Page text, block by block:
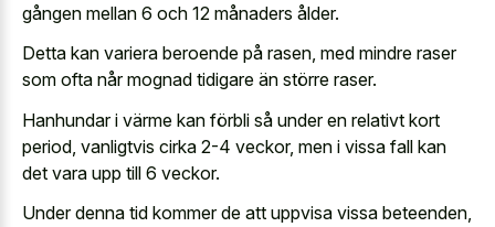
gången mellan 6 och 12 månaders ålder.
Detta kan variera beroende på rasen, med mindre raser
som ofta når mognad tidigare än större raser.
Hanhundar i värme kan förbli så under en relativt kort
period, vanligtvis cirka 2-4 veckor, men i vissa fall kan
det vara upp till 6 veckor.
Under denna tid kommer de att uppvisa vissa beteenden,